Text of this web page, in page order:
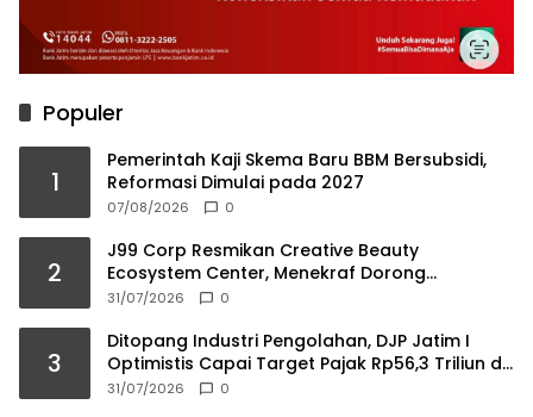
Populer
1
Pemerintah Kaji Skema Baru BBM Bersubsidi,
Reformasi Dimulai pada 2027
07/08/2026 0
2
J99 Corp Resmikan Creative Beauty
Ecosystem Center, Menekraf Dorong
Ekosistem Industri Kreatif
31/07/2026 0
3
Ditopang Industri Pengolahan, DJP Jatim I
Optimistis Capai Target Pajak Rp56,3 Triliun di
2026
31/07/2026 0